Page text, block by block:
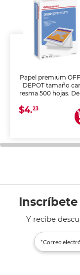
Papel premium
DEPOT tamaño
resma 500 hojas.
uniforme, ideal
impresoras de
de tinta y láser,
general de
$4.23
Y recibe